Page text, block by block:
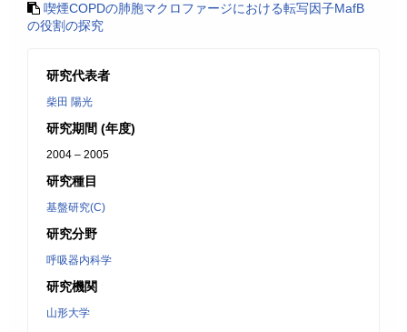
喫煙COPDの肺胞マクロファージにおける転写因子MafB
の役割の探究
研究代表者
柴田 陽光
研究期間 (年度)
2004 – 2005
研究種目
基盤研究(C)
研究分野
呼吸器内科学
研究機関
山形大学